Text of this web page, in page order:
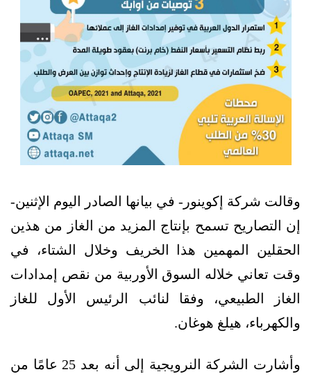
وقالت شركة إكوينور- في بيانها الصادر اليوم الإثنين-
إن التصاريح تسمح بإنتاج المزيد من الغاز من هذين
الحقلين المهمين هذا الخريف وخلال الشتاء، في
وقت تعاني خلاله السوق الأوربية من نقص إمدادات
الغاز الطبيعي، وفقا لنائب الرئيس الأول للغاز
والكهرباء، هيلغ هوغان.
وأشارت الشركة النرويجية إلى أنه بعد 25 عامًا من